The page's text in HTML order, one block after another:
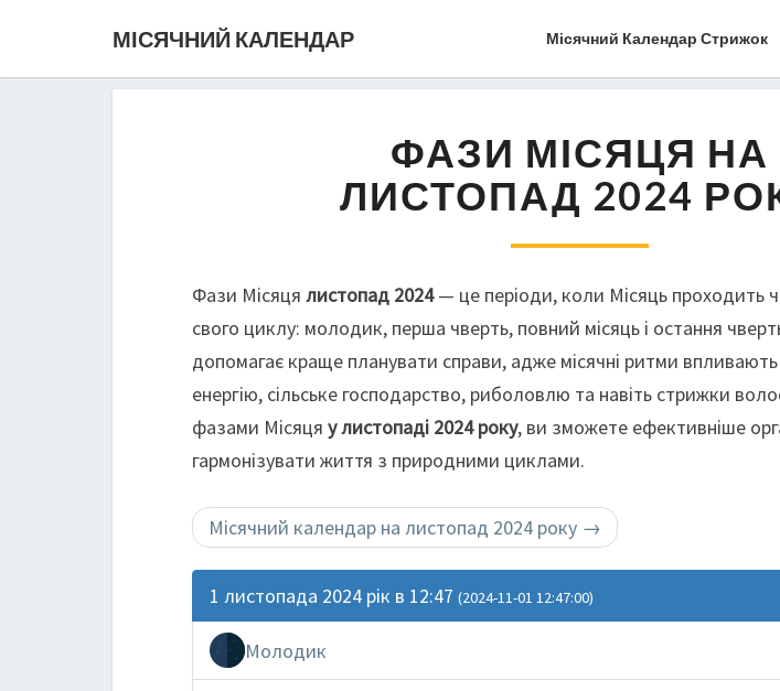
МІСЯЧНИЙ КАЛЕНДАР Місячний Календар Стрижок
ФАЗИ МІСЯЦЯ НА
ЛИСТОПАД 2024
Фази Місяця листопад 2024— це періоди, коли Місяць проходить
свого циклу: молодик, перша чверть, повний місяць і остання
допомагає краще планувати справи, адже місячні ритми
енергію, сільське господарство, риболовлю та навіть стрижки
фазами Місяця у листопаді 2024 року, ви зможете ефективніше
гармонізувати життя з природними циклами.
Місячний календар на листопад 2024 року →
1 листопада 2024 рік в 12:47 (2024-11-01 12:47:00)
Молодик